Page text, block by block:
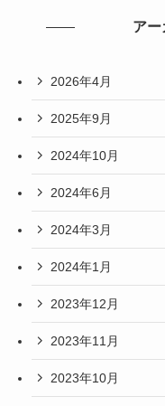
アー
2026年4月
2025年9月
2024年10月
2024年6月
2024年3月
2024年1月
2023年12月
2023年11月
2023年10月